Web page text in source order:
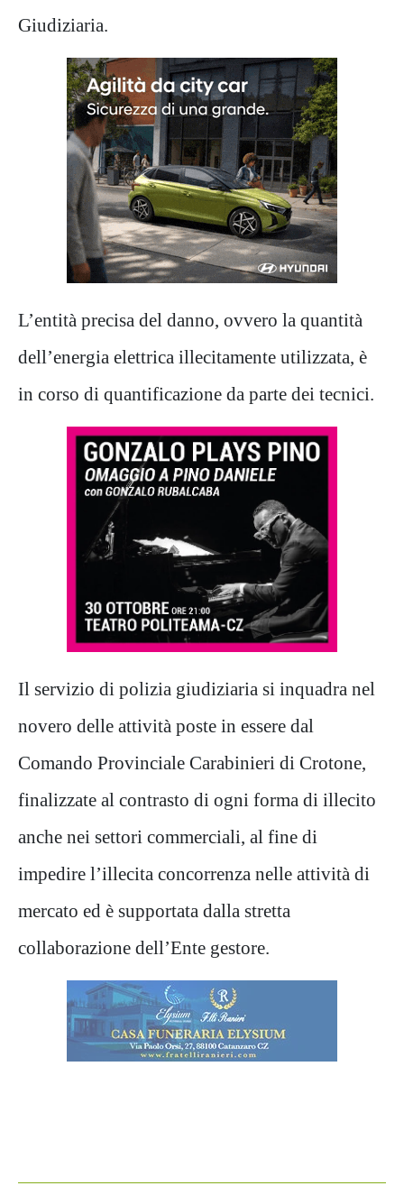
Giudiziaria.
L’entità precisa del danno, ovvero la quantità
dell’energia elettrica illecitamente utilizzata, è
in corso di quantificazione da parte dei tecnici.
Il servizio di polizia giudiziaria si inquadra nel
novero delle attività poste in essere dal
Comando Provinciale Carabinieri di Crotone,
finalizzate al contrasto di ogni forma di illecito
anche nei settori commerciali, al fine di
impedire l’illecita concorrenza nelle attività di
mercato ed è supportata dalla stretta
collaborazione dell’Ente gestore.